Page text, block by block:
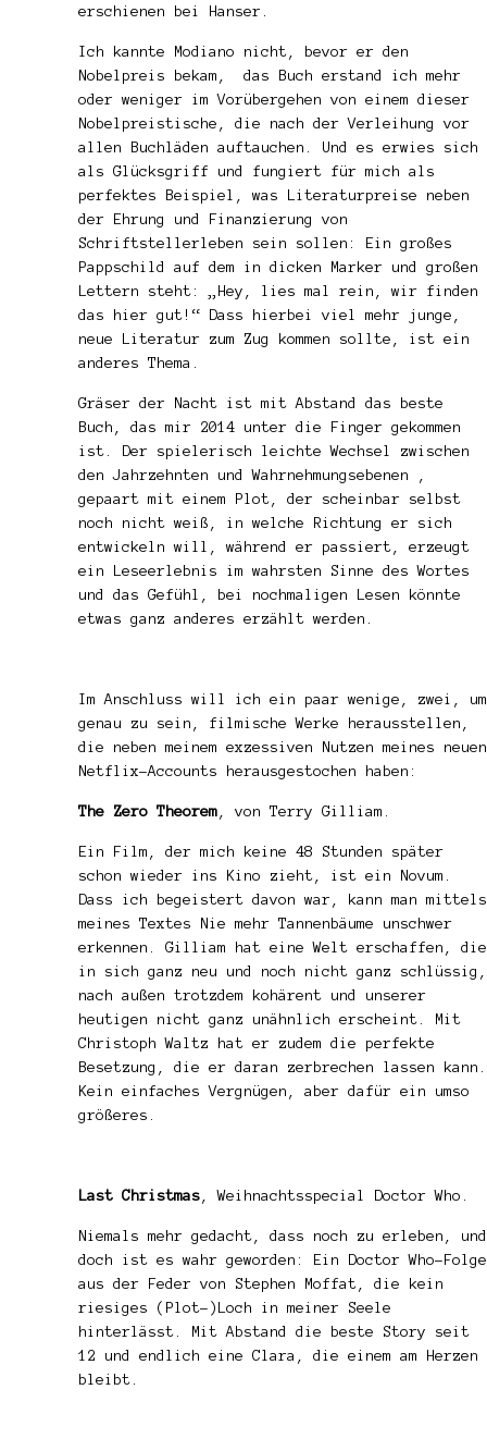
erschienen bei Hanser.
Ich kannte Modiano nicht, bevor er den
Nobelpreis bekam, das Buch erstand ich mehr
oder weniger im Vorübergehen von einem dieser
Nobelpreistische, die nach der Verleihung vor
allen Buchläden auftauchen. Und es erwies sich
als Glücksgriff und fungiert für mich als
perfektes Beispiel, was Literaturpreise neben
der Ehrung und Finanzierung von
Schriftstellerleben sein sollen: Ein großes
Pappschild auf dem in dicken Marker und großen
Lettern steht: „Hey, lies mal rein, wir finden
das hier gut!“ Dass hierbei viel mehr junge,
neue Literatur zum Zug kommen sollte, ist ein
anderes Thema.
Gräser der Nacht ist mit Abstand das beste
Buch, das mir 2014 unter die Finger gekommen
ist. Der spielerisch leichte Wechsel zwischen
den Jahrzehnten und Wahrnehmungsebenen ,
gepaart mit einem Plot, der scheinbar selbst
noch nicht weiß, in welche Richtung er sich
entwickeln will, während er passiert, erzeugt
ein Leseerlebnis im wahrsten Sinne des Wortes
und das Gefühl, bei nochmaligen Lesen könnte
etwas ganz anderes erzählt werden.
Im Anschluss will ich ein paar wenige, zwei, um
genau zu sein, filmische Werke herausstellen,
die neben meinem exzessiven Nutzen meines neuen
Netflix-Accounts herausgestochen haben:
The Zero Theorem , von Terry Gilliam.
Ein Film, der mich keine 48 Stunden später
schon wieder ins Kino zieht, ist ein Novum.
Dass ich begeistert davon war, kann man mittels
meines Textes
Nie mehr Tannenbäume unschwer
erkennen. Gilliam hat eine Welt erschaffen, die
in sich ganz neu und noch nicht ganz schlüssig,
nach außen trotzdem kohärent und unserer
heutigen nicht ganz unähnlich erscheint. Mit
Christoph Waltz hat er zudem die perfekte
Besetzung, die er daran zerbrechen lassen kann.
Kein einfaches Vergnügen, aber dafür ein umso
größeres.
Last Christmas , Weihnachtsspecial Doctor Who.
Niemals mehr gedacht, dass noch zu erleben, und
doch ist es wahr geworden: Ein Doctor Who-Folge
aus der Feder von Stephen Moffat, die kein
riesiges (Plot-)Loch in meiner Seele
hinterlässt. Mit Abstand die beste Story seit
12 und endlich eine Clara, die einem am Herzen
bleibt.